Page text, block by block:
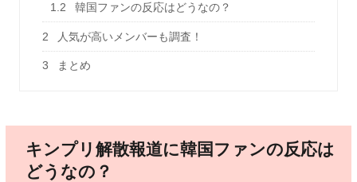
1.2 韓国ファンの反応はどうなの？
2 人気が高いメンバーも調査！
3 まとめ
キンプリ解散報道に韓国ファンの反応は
どうなの？